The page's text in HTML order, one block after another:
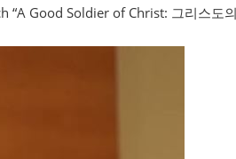
Good Soldier of Christ: 그리스도